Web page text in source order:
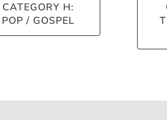
CATEGORY H:
POP / GOSPEL